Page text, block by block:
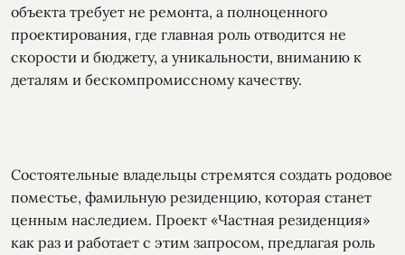
объекта требует не ремонта, а полноценного
проектирования, где главная роль отводится не
скорости и бюджету, а уникальности, вниманию к
деталям и бескомпромиссному качеству.
Состоятельные владельцы стремятся создать родовое
поместье, фамильную резиденцию, которая станет
ценным наследием. Проект «Частная резиденция»
как раз и работает с этим запросом, предлагая роль